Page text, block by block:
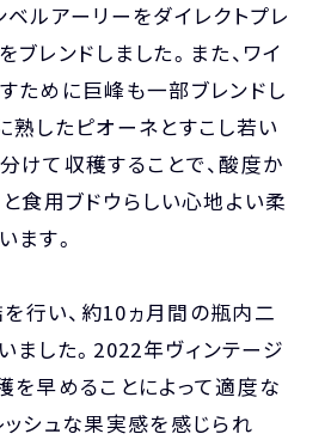
ベルアーリーをダイレクトプレ
ブレンドしました。また、ワイ
ために巨峰も一部ブレンドし
熟したピオーネとすこし若い
けて収穫することで、酸度か
と食用ブドウらしい心地よい柔
ます。
行い、約10ヵ月間の瓶内二
した。2022年ヴィンテージ
を早めることによって適度な
ッシュな果実感を感じられ